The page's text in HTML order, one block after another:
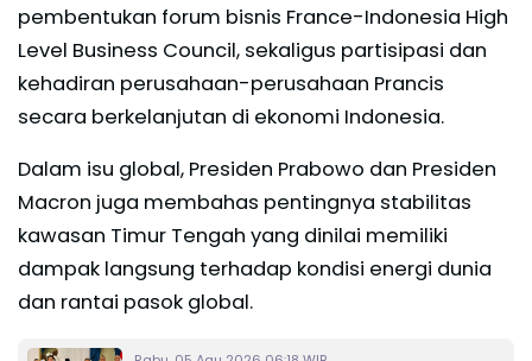
pembentukan forum bisnis France-Indonesia High
Level Business Council, sekaligus partisipasi dan
kehadiran perusahaan-perusahaan Prancis
secara berkelanjutan di ekonomi Indonesia.
Dalam isu global, Presiden Prabowo dan Presiden
Macron juga membahas pentingnya stabilitas
kawasan Timur Tengah yang dinilai memiliki
dampak langsung terhadap kondisi energi dunia
dan rantai pasok global.